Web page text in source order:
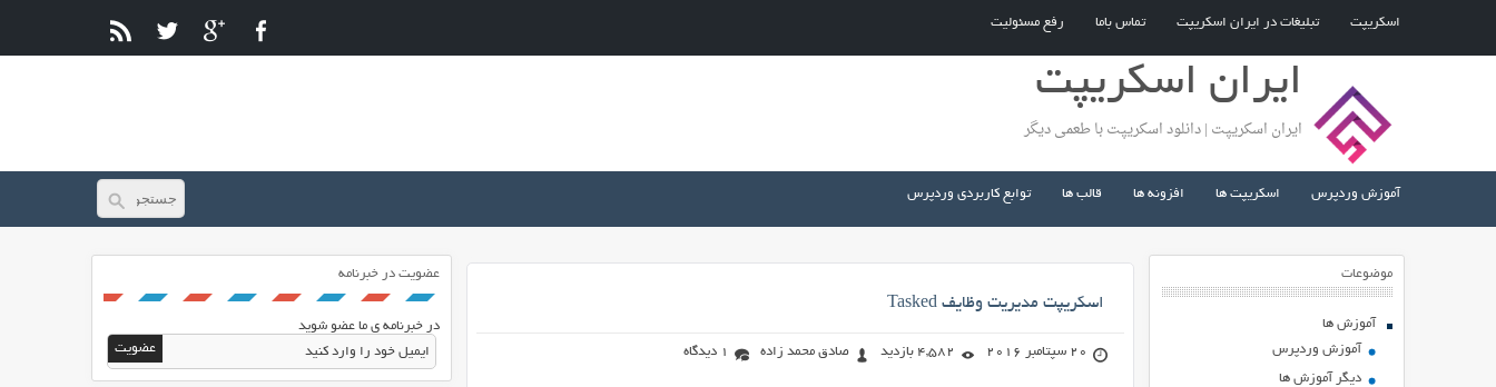
اسکریپت تبلیغات در ایران اسکریپت تماس باما رفع مسئولیت
ایران اسکریپت
ایران اسکریپت | دانلود اسکریپت با طعمی دیگر
آموزش وردپرس اسکریپت ها افزونه ها قالب ها توابع کاربردی وردپرس
موضوعات
آموزش ها
آموزش وردپرس
دیگر آموزش ها
اسکریپت مدیریت وظایف Tasked
20 سپتامبر 2016 4,582 بازدید صادق محمد زاده 1 دیدگاه
عضویت در خبرنامه
در خبرنامه ی ما عضو شوید